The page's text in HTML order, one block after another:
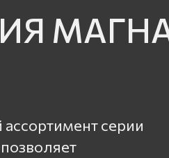
серии